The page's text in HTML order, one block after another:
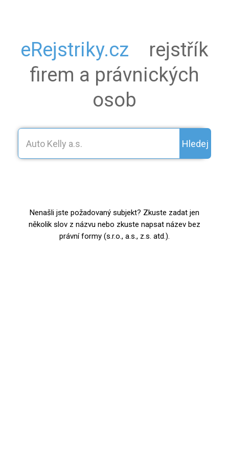
eRejstriky.cz
rejstřík
firem a právnických
osob
Hledej
Nenašli jste požadovaný subjekt? Zkuste zadat jen
několik slov z názvu nebo zkuste napsat název bez
právní formy (s.r.o., a.s., z.s. atd.).